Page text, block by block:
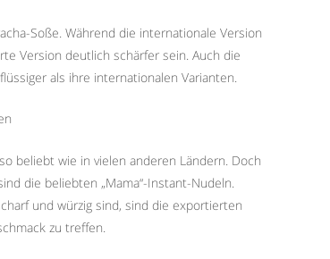
Soße. Während die internationale Version
Version deutlich schärfer sein. Auch die
als ihre internationalen Varianten.
beliebt wie in vielen anderen Ländern. Doch
die beliebten „Mama“-Instant-Nudeln.
und würzig sind, sind die exportierten
zu treffen.